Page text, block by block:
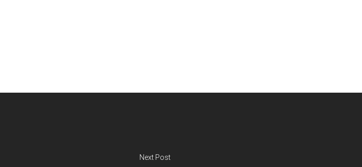
Next Post